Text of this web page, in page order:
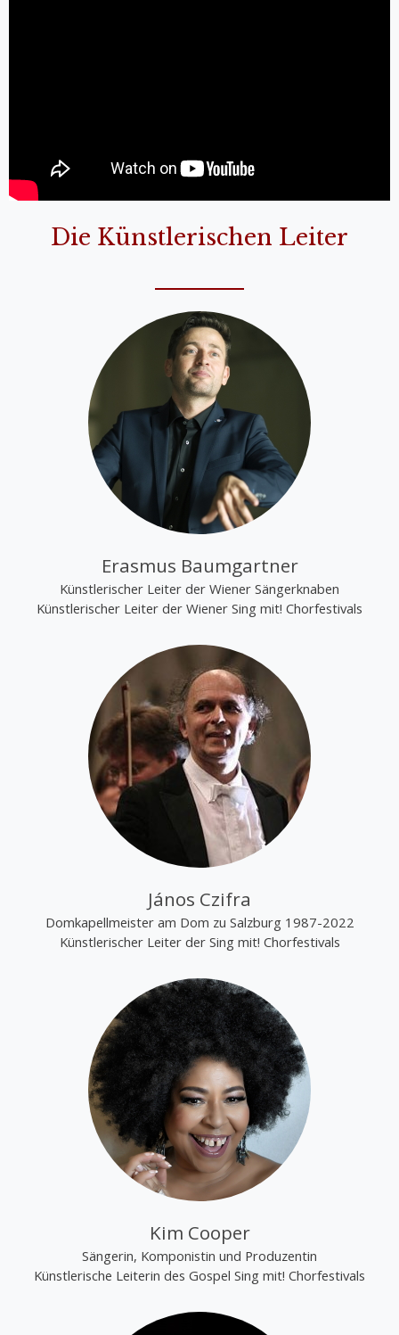
Die Künstlerischen Leiter
Erasmus Baumgartner
Künstlerischer Leiter der Wiener Sängerknaben
Künstlerischer Leiter der Wiener Sing mit! Chorfestivals
János Czifra
Domkapellmeister am Dom zu Salzburg 1987-2022
Künstlerischer Leiter der Sing mit! Chorfestivals
Kim Cooper
Sängerin, Komponistin und Produzentin
Künstlerische Leiterin des Gospel Sing mit! Chorfestivals